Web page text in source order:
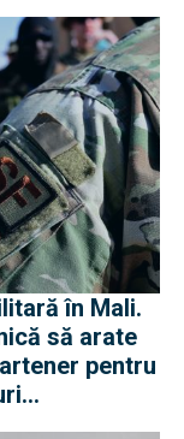
în Mali.
să arate
pentru